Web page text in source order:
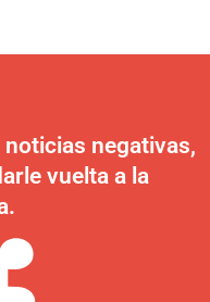
negativas,
vuelta a la